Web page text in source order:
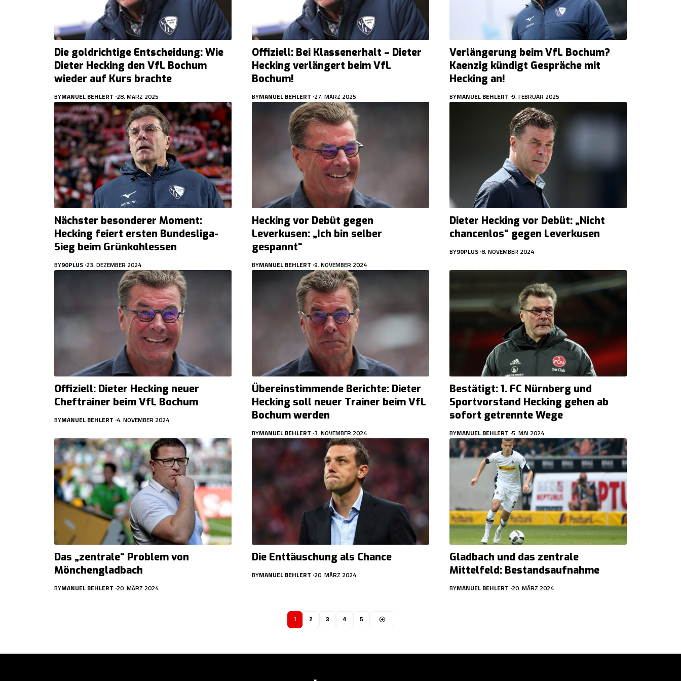
Die goldrichtige Entscheidung: Wie
Dieter Hecking den VfL Bochum
wieder auf Kurs brachte
BYMANUEL BEHLERT 28. MÄRZ 2025
Offiziell: Bei Klassenerhalt – Dieter
Hecking verlängert beim VfL
Bochum!
BYMANUEL BEHLERT 27. MÄRZ 2025
Verlängerung beim VfL Bochum?
Kaenzig kündigt Gespräche mit
Hecking an!
BYMANUEL BEHLERT 9. FEBRUAR 2025
Nächster besonderer Moment:
Hecking feiert ersten Bundesliga-
Sieg beim Grünkohlessen
BY90PLUS 23. DEZEMBER 2024
Hecking vor Debüt gegen
Leverkusen: „Ich bin selber
gespannt“
BYMANUEL BEHLERT 9. NOVEMBER 2024
Dieter Hecking vor Debüt: „Nicht
chancenlos“ gegen Leverkusen
BY90PLUS 8. NOVEMBER 2024
Offiziell: Dieter Hecking neuer
Cheftrainer beim VfL Bochum
BYMANUEL BEHLERT 4. NOVEMBER 2024
Übereinstimmende Berichte: Dieter
Hecking soll neuer Trainer beim VfL
Bochum werden
BYMANUEL BEHLERT 3. NOVEMBER 2024
Bestätigt: 1. FC Nürnberg und
Sportvorstand Hecking gehen ab
sofort getrennte Wege
BYMANUEL BEHLERT 5. MAI 2024
Das „zentrale“ Problem von
Mönchengladbach
BYMANUEL BEHLERT 20. MÄRZ 2024
Die Enttäuschung als Chance
BYMANUEL BEHLERT 20. MÄRZ 2024
Gladbach und das zentrale
Mittelfeld: Bestandsaufnahme
BYMANUEL BEHLERT 20. MÄRZ 2024
1 2 3 4 5